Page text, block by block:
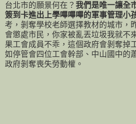
台北市的願景何在？ 我們是唯一讓全
簽到卡進出上學嗶嗶嗶的軍事管理小
考，剝奪學校老師選擇教材的城市，
會懲處市民，你家被亂丟垃圾我就不
果工會成員不乖，這個政府會剝奪掉
如停管會四位工會幹部、中山國中的
政府剝奪喪失勞動權。